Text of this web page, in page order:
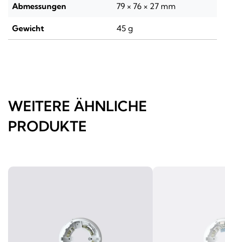
Abmessungen 79 × 76 × 27 mm
Gewicht 45 g
WEITERE ÄHNLICHE
PRODUKTE